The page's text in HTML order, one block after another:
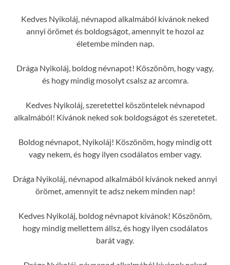
Kedves Nyikoláj, névnapod alkalmából kívánok neked
annyi örömet és boldogságot, amennyit te hozol az
életembe minden nap.
Drága Nyikoláj, boldog névnapot! Köszönöm, hogy vagy,
és hogy mindig mosolyt csalsz az arcomra.
Kedves Nyikoláj, szeretettel köszöntelek névnapod
alkalmából! Kívánok neked sok boldogságot és szeretetet.
Boldog névnapot, Nyikoláj! Köszönöm, hogy mindig ott
vagy nekem, és hogy ilyen csodálatos ember vagy.
Drága Nyikoláj, névnapod alkalmából kívánok neked annyi
örömet, amennyit te adsz nekem minden nap!
Kedves Nyikoláj, boldog névnapot kívánok! Köszönöm,
hogy mindig mellettem állsz, és hogy ilyen csodálatos
barát vagy.